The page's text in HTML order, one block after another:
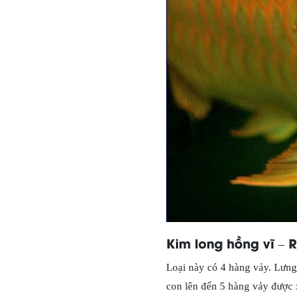
Kim long hồng vĩ –
Loại này có 4 hàng vảy.
con lên đến 5 hàng vảy được